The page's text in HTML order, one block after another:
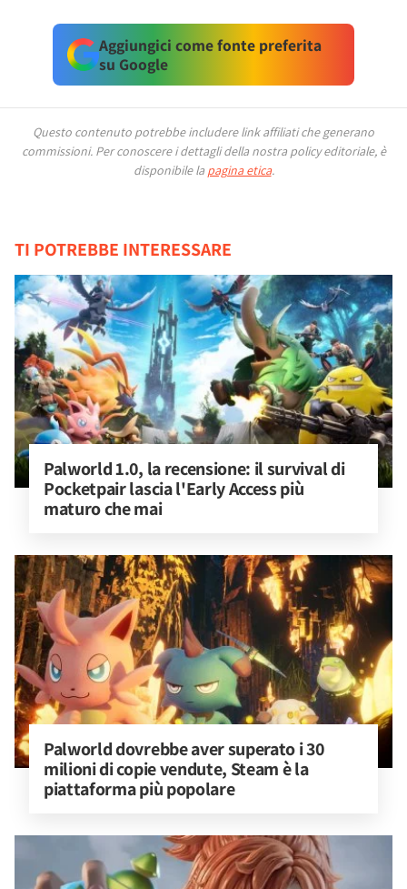
Aggiungici come fonte preferita
su Google
Questo contenuto potrebbe includere link affiliati che generano
commissioni. Per conoscere i dettagli della nostra policy editoriale, è
disponibile la pagina etica.
TI POTREBBE INTERESSARE
Palworld 1.0, la recensione: il survival di
Pocketpair lascia l'Early Access più
maturo che mai
Palworld dovrebbe aver superato i 30
milioni di copie vendute, Steam è la
piattaforma più popolare